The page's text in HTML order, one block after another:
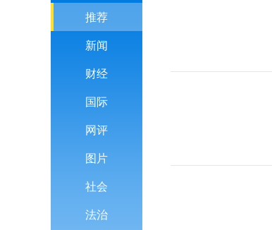
推荐
新闻
财经
国际
网评
图片
社会
法治